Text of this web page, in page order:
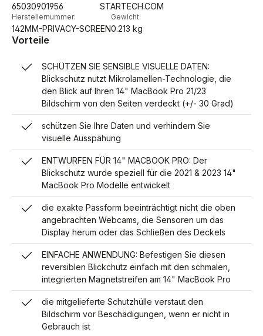
65030901956 STARTECH.COM
Herstellernummer:
142MM-PRIVACY-SCREEN
Gewicht:
0.213 kg
Vorteile
SCHÜTZEN SIE SENSIBLE VISUELLE DATEN:
Blickschutz nutzt Mikrolamellen-Technologie, die
den Blick auf Ihren 14" MacBook Pro 21/23
Bildschirm von den Seiten verdeckt (+/- 30 Grad)
schützen Sie Ihre Daten und verhindern Sie
visuelle Ausspähung
ENTWURFEN FÜR 14" MACBOOK PRO: Der
Blickschutz wurde speziell für die 2021 & 2023 14"
MacBook Pro Modelle entwickelt
die exakte Passform beeinträchtigt nicht die oben
angebrachten Webcams, die Sensoren um das
Display herum oder das Schließen des Deckels
EINFACHE ANWENDUNG: Befestigen Sie diesen
reversiblen Blickchutz einfach mit den schmalen,
integrierten Magnetstreifen am 14" MacBook Pro
die mitgelieferte Schutzhülle verstaut den
Bildschirm vor Beschädigungen, wenn er nicht in
Gebrauch ist